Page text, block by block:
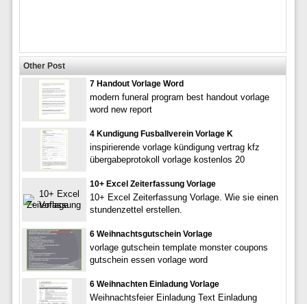
Other Post
7 Handout Vorlage Word
modern funeral program best handout vorlage
word new report
4 Kundigung Fusballverein Vorlage K
inspirierende vorlage kündigung vertrag kfz
übergabeprotokoll vorlage kostenlos 20
10+ Excel Zeiterfassung Vorlage
10+ Excel Zeiterfassung Vorlage. Wie sie einen
stundenzettel erstellen.
6 Weihnachtsgutschein Vorlage
vorlage gutschein template monster coupons
gutschein essen vorlage word
6 Weihnachten Einladung Vorlage
Weihnachtsfeier Einladung Text Einladung